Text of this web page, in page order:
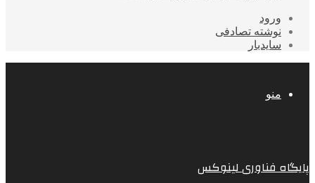
ورود
نوشته تصادفی
سایدبار
منو
پایگاه فناوری لینوکس